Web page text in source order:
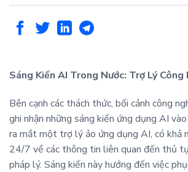
Sáng Kiến AI Trong Nước: Trợ Lý Công
Bên cạnh các thách thức, bối cảnh công
ghi nhận những sáng kiến ứng dụng AI
ra mắt một trợ lý ảo ứng dụng AI, có khả
24/7 về các thông tin liên quan đến thủ
pháp lý. Sáng kiến này hướng đến việc